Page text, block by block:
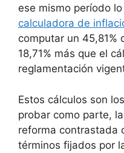
ese mismo período
calculadora de
computar un 45,81%
18,71% más que el
reglamentación
Estos cálculos son
probar como parte,
reforma contrastada
términos fijados por